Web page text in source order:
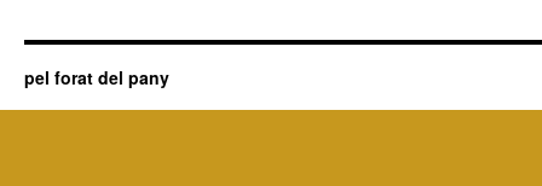
pel forat del pany